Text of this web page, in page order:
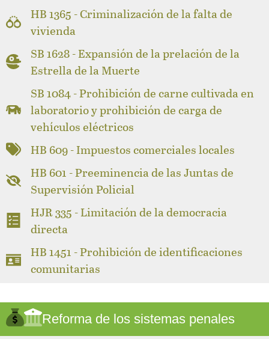
HB 1365 - Criminalización de la falta de
vivienda
SB 1628 - Expansión de la prelación de la
Estrella de la Muerte
SB 1084 - Prohibición de carne cultivada en
laboratorio y prohibición de carga de
vehículos eléctricos
HB 609 - Impuestos comerciales locales
HB 601 - Preeminencia de las Juntas de
Supervisión Policial
HJR 335 - Limitación de la democracia
directa
HB 1451 - Prohibición de identificaciones
comunitarias
Reforma de los sistemas penales